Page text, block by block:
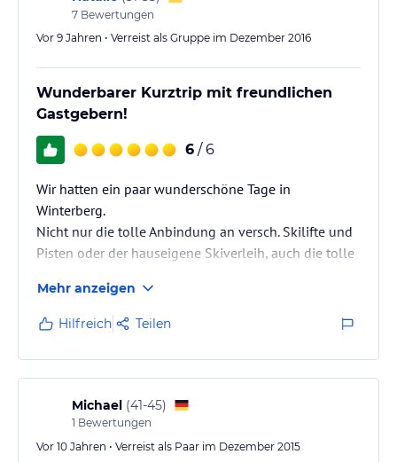
7 Bewertungen
Vor 9 Jahren • Verreist als Gruppe im Dezember 2016
Wunderbarer Kurztrip mit freundlichen
Gastgebern!
6 / 6
Wir hatten ein paar wunderschöne Tage in
Winterberg.
Nicht nur die tolle Anbindung an versch. Skilifte und
Pisten oder der hauseigene Skiverleih, auch die tolle
tollen Kurztrip beigetragen.
Schon die Buchung und der Kontakt zu Frau
Schneider war unkompliziert und freundlich.
Wir würden herzlich begrüßt und genossen die Zeit
dort sehr.
Die Wohnung ist wirklich sehr modern und stilvoll
eingerichtet und es fehlt an nichts.
Das Zentrum bietet allerhand Möglichkeiten…
Mehr anzeigen
Hilfreich Teilen
Michael (41-45)
1 Bewertungen
Vor 10 Jahren • Verreist als Paar im Dezember 2015